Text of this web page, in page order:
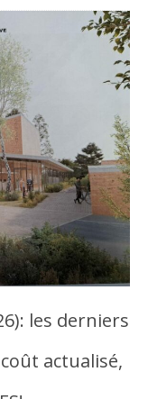
les derniers
actualisé,